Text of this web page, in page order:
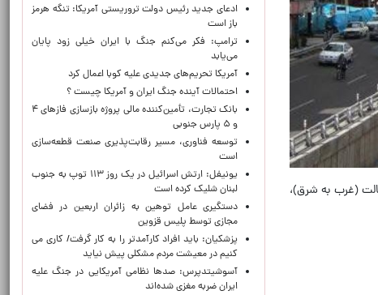
(غرب به شرق)،
ادعای جدید رئیس دولت تروریستی آمریکا: تنگه هرمز
باز است
ترامپ: فکر می‌کنم جنگ با ایران خیلی زود پایان
می‌یابد
آمریکا تحریم‌های جدیدی علیه کوبا اعمال کرد
احتمالات آینده جنگ ایران و آمریکا چیست ؟
بانک تجارت، تأمین‌کننده مالی پروژه بازسازی فازهای ۴
و ۵ پارس جنوبی
توسعه فناوری، مسیر رقابت‌پذیری صنعت قطعه‌سازی
است
یونیفل: ارتش اسرائیل در یک روز ۱۱۳ توپ به جنوب
لبنان شلیک کرده است
دستگیری عامل توهین به زائران اربعین در فضای
مجازی توسط پلیس قزوین
پزشکیان: باید افراد کارآمدتر را به کار گرفت/ کاری می
کنیم در معیشت مردم مشکلی پیش نیاید
آسوشیتدپرس: صدها نظامی آمریکایی در جنگ علیه
ایران ضربه مغزی شده‌اند